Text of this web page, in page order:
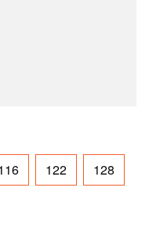
122 128